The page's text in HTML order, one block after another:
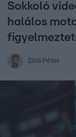
Sokkoló
halálos
Ződi Péter